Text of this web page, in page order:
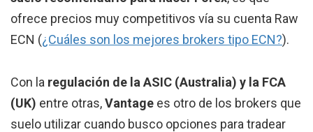
ofrece precios muy competitivos vía su cuenta Raw
ECN (¿Cuáles son los mejores brokers tipo ECN?).
Con la regulación de la ASIC (Australia) y la FCA
(UK) entre otras,Vantage es otro de los brokers que
suelo utilizar cuando busco opciones para tradear